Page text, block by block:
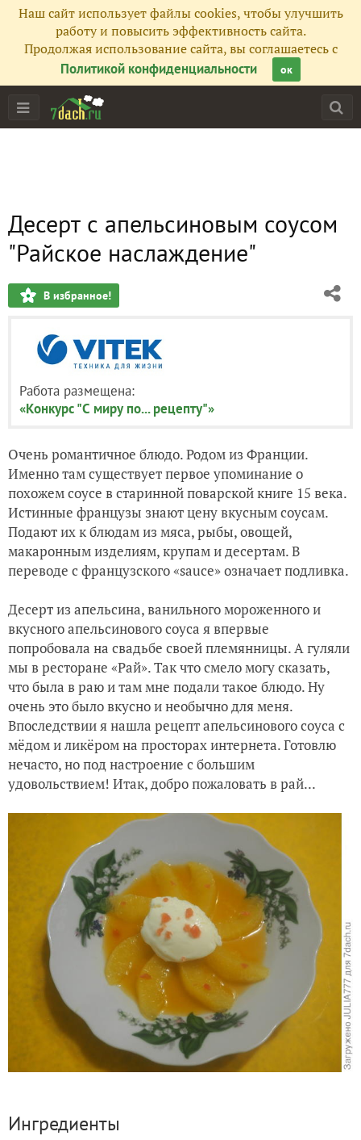
Наш сайт использует файлы cookies, чтобы улучшить
работу и повысить эффективность сайта.
Продолжая использование сайта, вы соглашаетесь с
Политикой конфиденциальности
ок
Десерт с апельсиновым соусом
"Райское наслаждение"
В избранное!
Работа размещена:
«Конкурс "С миру по... рецепту"»
Очень романтичное блюдо. Родом из Франции.
Именно там существует первое упоминание о
похожем соусе в старинной поварской книге 15 века.
Истинные французы знают цену вкусным соусам.
Подают ихк блюдам из мяса, рыбы, овощей,
макаронным изделиям, крупам и десертам.В
переводе с французского «sauce» означает подливка.
Десерт из апельсина, ванильного мороженного и
вкусного апельсинового соуса я впервые
попробовала на свадьбе своей племянницы. А гуляли
мы в ресторане «Рай». Так что смело могу сказать,
что была в раю и там мне подали такое блюдо. Ну
очень это было вкусно и необычно для меня.
Впоследствии я нашла рецепт апельсинового соуса с
мёдом и ликёром на просторах интернета. Готовлю
нечасто, но под настроение с большим
удовольствием! Итак, добро пожаловать в рай...
Ингредиенты